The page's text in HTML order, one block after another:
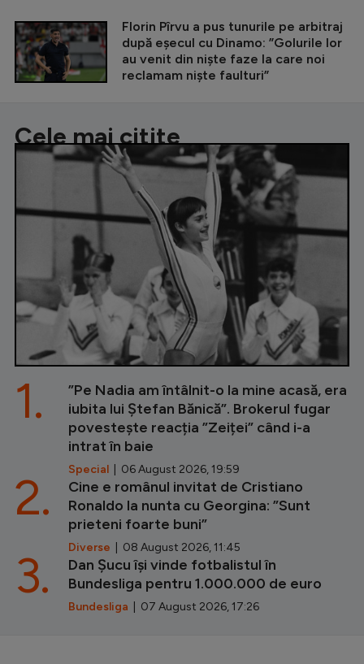
Florin Pîrvu a pus tunurile pe arbitraj
după eșecul cu Dinamo: ”Golurile lor
au venit din niște faze la care noi
reclamam niște faulturi”
Cele mai citite
”Pe Nadia am întâlnit-o la mine acasă, era
iubita lui Ștefan Bănică”. Brokerul fugar
povestește reacția ”Zeiței” când i-a
intrat în baie
Special | 06 August 2026, 19:59
1.
Cine e românul invitat de Cristiano
Ronaldo la nunta cu Georgina: ”Sunt
prieteni foarte buni”
Diverse | 08 August 2026, 11:45
2.
Dan Șucu își vinde fotbalistul în
Bundesliga pentru 1.000.000 de euro
Bundesliga | 07 August 2026, 17:26
3.